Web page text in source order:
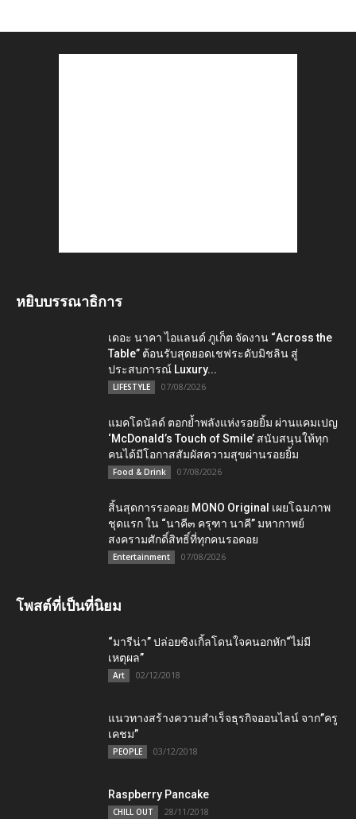
หยิบบรรณาธิการ
เดอะ นาคา ไอแลนด์ ภูเก็ต จัดงาน “Across the
Table” ต้อนรับสุดยอดเชฟระดับมิชลิน สู่
ประสบการณ์ Luxury...
LIFESTYLE 07/08/2026
แมคโดนัลด์ ตอกย้ำพลังแห่งรอยยิ้ม ผ่านแคมเปญ
‘McDonald’s Touch of Smile’ สนับสนุนให้ทุก
คนได้มีโอกาสสัมผัสความสุขผ่านรอยยิ้ม
Food & Drink 07/08/2026
สิ้นสุดการรอคอย MONO Original เผยโฉมภาพ
ชุดแรก ใน “นาคี๓ ครุฑา นาคี” มหากาพย์
สงครามศักดิ์สิทธิ์ที่ทุกคนรอคอย
Entertainment 07/08/2026
โพสต์ที่เป็นที่นิยม
“มารีน่า” ปล่อยซิงเกิ้ลโดนใจคนอกหัก“ไม่มี
เหตุผล”
Art 02/12/2018
แนวทางสร้างความสำเร็จธุรกิจออนไลน์ จาก”ครู
เคชม”
PEOPLE 03/12/2018
Raspberry Pancake
CHILL OUT 28/11/2018